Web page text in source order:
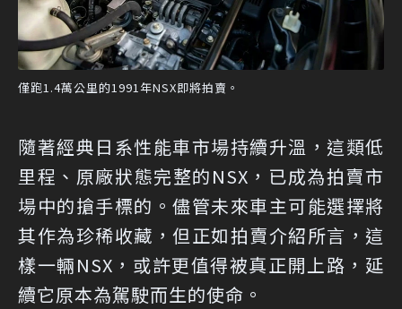
僅跑1.4萬公里的1991年NSX即將拍賣。
隨著經典日系性能車市場持續升溫，這類低
里程、原廠狀態完整的NSX，已成為拍賣市
場中的搶手標的。儘管未來車主可能選擇將
其作為珍稀收藏，但正如拍賣介紹所言，這
樣一輛NSX，或許更值得被真正開上路，延
續它原本為駕駛而生的使命。